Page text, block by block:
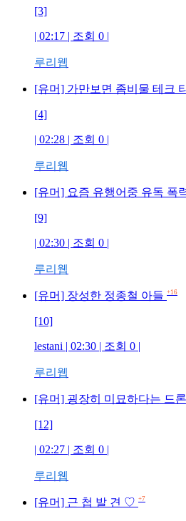
[3]
| 02:17 | 조회 0 |
루리웹
[유머] 가만보면 좀비물 테크
[4]
| 02:28 | 조회 0 |
루리웹
[유머] 요즘 유행어중 유독 폭
[9]
| 02:30 | 조회 0 |
루리웹
[유머] 장성한 정종철 아들 +16
[10]
lestani | 02:30 | 조회 0 |
루리웹
[유머] 굉장히 미묘하다는 드
[12]
| 02:27 | 조회 0 |
루리웹
[유머] 근 첩 발 견 ♡ +7